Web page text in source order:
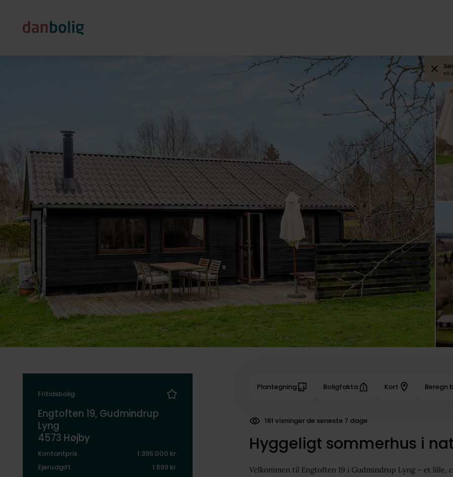
Få
Fritidsbolig
Engtoften 19, Gudmindrup
Lyng
4573 Højby
Kontantpris
1.395.000 kr.
Ejerudgift
1.599 kr.
Plantegning Boligfakta Kort Beregn
161 visninger de seneste 7 dage
Hyggeligt sommerhus i
Velkommen til Engtoften 19 i Gudmindrup Lyng – et lille,